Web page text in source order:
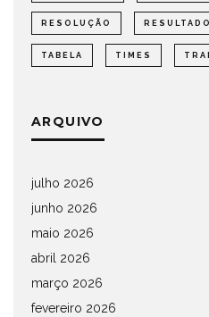
RESOLUÇÃO
TABELA TIMES
ARQUIVO
julho 2026
junho 2026
maio 2026
abril 2026
março 2026
fevereiro 2026